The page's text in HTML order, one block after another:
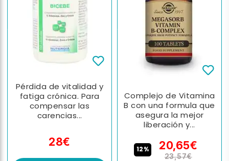
Pérdida de vitalidad y
fatiga crónica. Para
compensar las
carencias...
28€
Complejo de Vitamina
B con una formula que
asegura la mejor
liberación y...
12% 20,65€
23,57€